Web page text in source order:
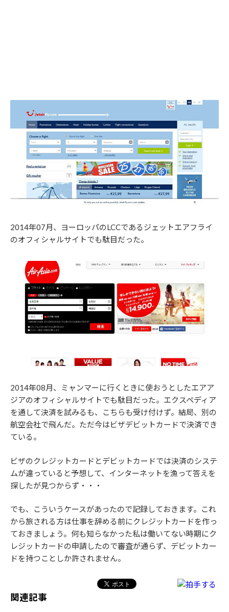
2014年07月、ヨーロッパのLCCであるジェットエアフライ
のオフィシャルサイトでも駄目だった。
2014年08月、ミャンマーに行くときに使おうとしたエアア
ジアのオフィシャルサイトでも駄目だった。エクスペディア
を通して決済を試みるも、こちらも受け付けず。結局、別の
航空会社で飛んだ。ただ今はビザデビットカードで決済でき
ている。
ビザのクレジットカードとデビットカードでは決済のシステ
ムが違っていると予想して、インターネットを漁って答えを
探したが見つからず・・・
でも、こういうケースがあったので記録しておきます。これ
から旅される方は仕事を辞める前にクレジットカードを作っ
ておきましょう。何も知らなかった私は働いてない時期にク
レジットカードの申請したので審査が通らず、デビットカー
ドを持つことしか許されません。
関連記事